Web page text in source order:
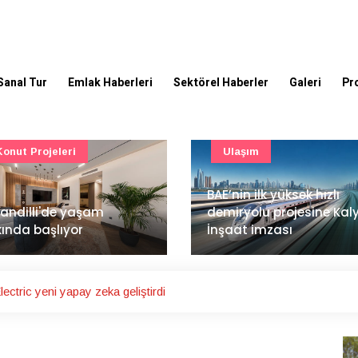
Tur Emlak Haberleri Sektörel Haberler Galeri
ilk yüksek hızlı
projesine Kalyon
imzası
Mimarlık ve mühendislik
projeleri e-PYS ile dijital
ortama taşınacak
Güncel
yeni yapay zeka geliştirdi